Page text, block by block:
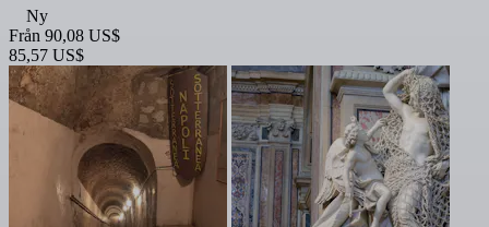
Ny
Från 90,08 US$
85,57 US$